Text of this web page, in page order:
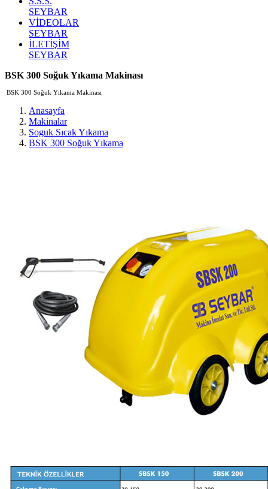
SEYBAR
VİDEOLAR
SEYBAR
İLETİŞİM
SEYBAR
BSK 300 Soğuk Yıkama Makinası
BSK 300 Soğuk Yıkama Makinası
Anasayfa
Makinalar
Soguk Sıcak Yıkama
BSK 300 Soğuk Yıkama